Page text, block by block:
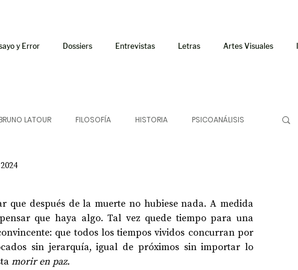
y Error Dossiers Entrevistas Letras Artes Visuales
LATOUR FILOSOFÍA HISTORIA PSICOANÁLISIS
AUDIOTEXTO HÍBRIDOS CINE FICCIONES
AFUERISMOS
que después de la muerte no hubiese nada. A medida
que haya algo. Tal vez quede tiempo para una
que todos los tiempos vividos concurran por
sin jerarquía, igual de próximos sin importar lo
morir en paz.